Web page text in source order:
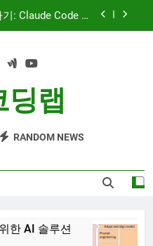
AI 코딩 에이전트
보여주는 시대
: Claude Code 서
AI 코딩 에이전트
하는 CMS 이야기
딩랩
RANDOM NEWS
AI 솔루션